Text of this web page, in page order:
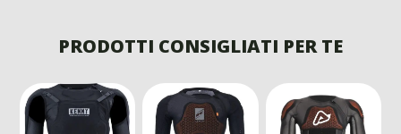
290,00 €.250,00 €.
170,00 €.160,00 €.
PRODOTTI CONSIGLIATI PER TE